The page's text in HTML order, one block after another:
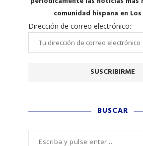
comunidad hispana en
Dirección de correo electrónico:
BUSCAR